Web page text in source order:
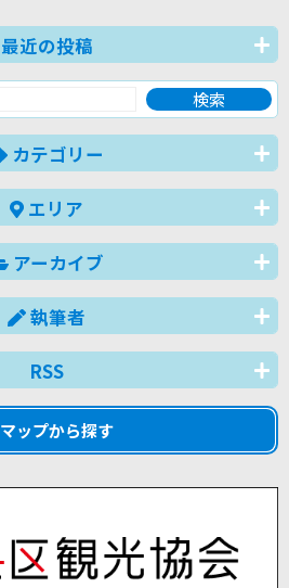
最近の投稿
カテゴリー
エリア
アーカイブ
執筆者
RSS
マップから探す